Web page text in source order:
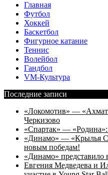
Главная
Футбол
Хоккей
Баскетбол
Фигурное катание
Теннис
Волейбол
Гандбол
VM-Культура
Последние записи
«Локомотив» —
Черкизово
«Спартак» —
«Динамо» — «Крылья
новым победам!
«Динамо»
Евгения Медведева и